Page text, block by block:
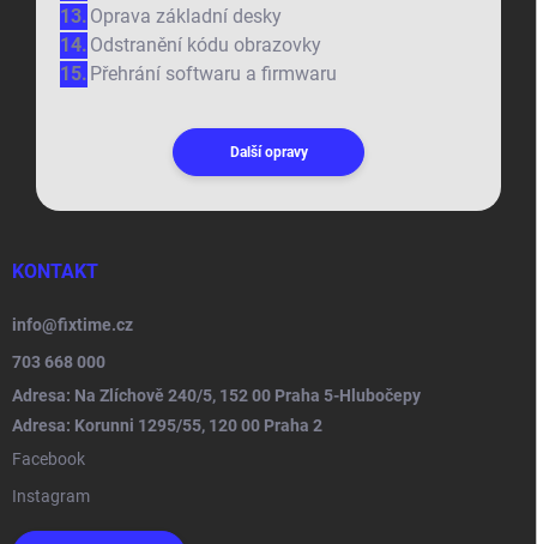
Oprava základní desky
Odstranění kódu obrazovky
Přehrání softwaru a firmwaru
Další opravy
KONTAKT
info@fixtime.cz
703 668 000
Adresa: Na Zlíchově 240/5, 152 00 Praha 5-Hlubočepy
Adresa: Korunni 1295/55, 120 00 Praha 2
Facebook
Instagram